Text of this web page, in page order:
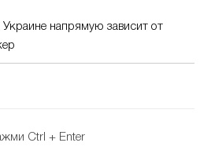
напрямую зависит от
Ctrl + Enter